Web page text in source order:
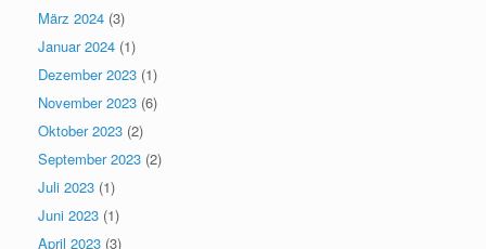
März 2024 (3)
Januar 2024 (1)
Dezember 2023 (1)
November 2023 (6)
Oktober 2023 (2)
September 2023 (2)
Juli 2023 (1)
Juni 2023 (1)
April 2023 (3)